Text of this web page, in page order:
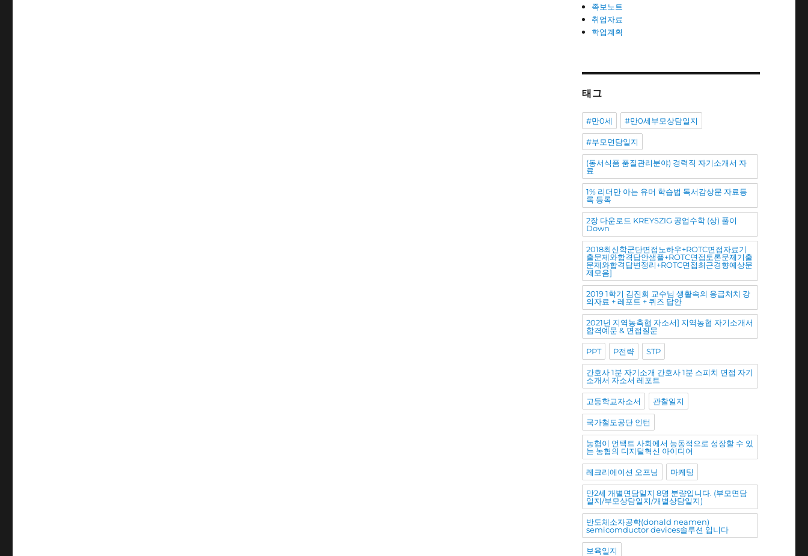
족보노트
취업자료
학업계획
태그
#만0세 #만0세부모상담일지
#부모면담일지
(동서식품 품질관리분야) 경력직 자기소개서 자
료
1% 리더만 아는 유머 학습법 독서감상문 자료등
록 등록
2장 다운로드 KREYSZIG 공업수학 (상) 풀이
Down
2018최신학군단면접노하우+ROTC면접자료기
출문제와합격답안샘플+ROTC면접토론문제기출
문제와합격답변정리+ROTC면접최근경향예상문
제모음]
2019 1학기 김진회 교수님 생활속의 응급처치 강
의자료 + 레포트 + 퀴즈 답안
2021년 지역농축협 자소서] 지역농협 자기소개서
합격예문 & 면접질문
PPT P전략 STP
간호사 1분 자기소개 간호사 1분 스피치 면접 자기
소개서 자소서 레포트
고등학교자소서 관찰일지
국가철도공단 인턴
농협이 언택트 사회에서 능동적으로 성장할 수 있
는 농협의 디지털혁신 아이디어
레크리에이션 오프닝 마케팅
만2세 개별면담일지 8명 분량입니다. (부모면담
일지/부모상담일지/개별상담일지)
반도체소자공학(donald neamen)
semicomductor devices솔루션 입니다
보육일지